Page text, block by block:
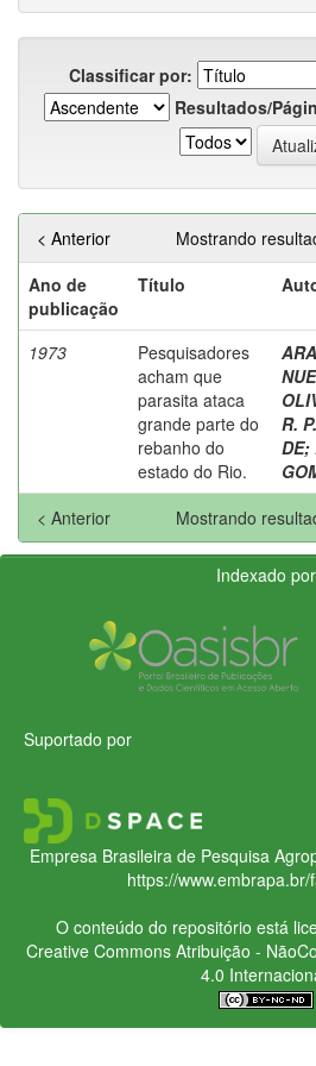
Classificar por:
Resultados/
Mostrando
< Anterior
Ano de
publicação
Título
1973
Pesquisadores
acham que
parasita ataca
grande parte do
rebanho do
estado do Rio.
R.
DE;
Mostrando
< Anterior
Indexado por
Suportado por
Empresa Brasileira de Pesquisa
https://www.embrapa.br/
O conteúdo do repositório está
Creative CommonsAtribuição -
4.0